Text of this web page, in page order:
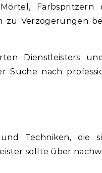
Farbspritzern
zu Verzögerungen
Dienstleisters
Suche nach
Techniken, die
sollte über